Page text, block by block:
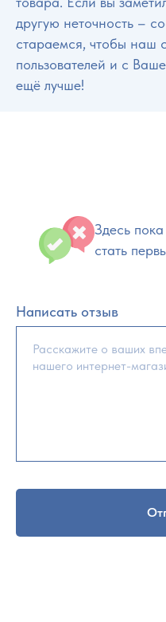
другую неточность –
стараемся, чтобы наш
пользователей и с
ещё лучше!
Здесь
стать
Написать отзыв